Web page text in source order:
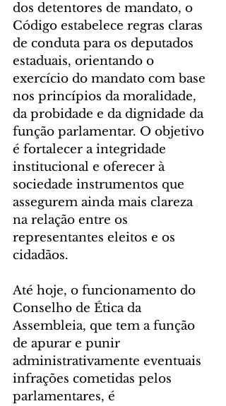
dos detentores de mandato, o
Código estabelece regras claras
de conduta para os deputados
estaduais, orientando o
exercício do mandato com base
nos princípios da moralidade,
da probidade e da dignidade da
função parlamentar. O objetivo
é fortalecer a integridade
institucional e oferecer à
sociedade instrumentos que
assegurem ainda mais clareza
na relação entre os
representantes eleitos e os
cidadãos.
Até hoje, o funcionamento do
Conselho de Ética da
Assembleia, que tem a função
de apurar e punir
administrativamente eventuais
infrações cometidas pelos
parlamentares, é